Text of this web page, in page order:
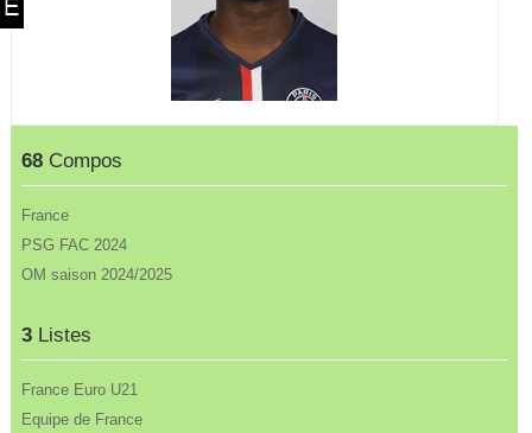
68 Compos
France
PSG FAC 2024
OM saison 2024/2025
3 Listes
France Euro U21
Equipe de France